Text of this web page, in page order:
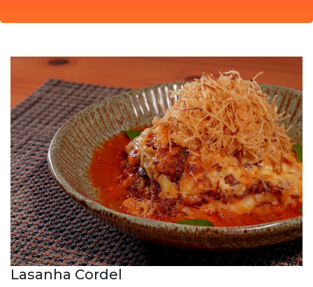
Lasanha Cordel